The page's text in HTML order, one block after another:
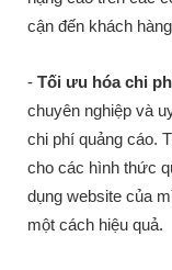
cận đến khách
- Tối ưu hóa chi
chuyên nghiệp và
chi phí quảng cáo.
cho các hình thức
dụng website của
một cách hiệu quả.